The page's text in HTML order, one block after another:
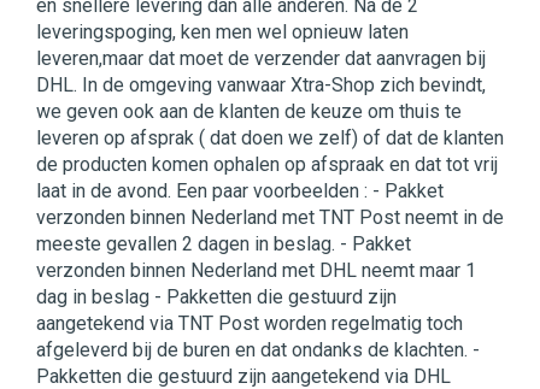
en snellere levering dan alle anderen. Na de 2
leveringspoging, ken men wel opnieuw laten
leveren,maar dat moet de verzender dat aanvragen bij
DHL. In de omgeving vanwaar Xtra-Shop zich bevindt,
we geven ook aan de klanten de keuze om thuis te
leveren op afsprak ( dat doen we zelf) of dat de klanten
de producten komen ophalen op afspraak en dat tot vrij
laat in de avond. Een paar voorbeelden : - Pakket
verzonden binnen Nederland met TNT Post neemt in de
meeste gevallen 2 dagen in beslag. - Pakket
verzonden binnen Nederland met DHL neemt maar 1
dag in beslag - Pakketten die gestuurd zijn
aangetekend via TNT Post worden regelmatig toch
afgeleverd bij de buren en dat ondanks de klachten. -
Pakketten die gestuurd zijn aangetekend via DHL